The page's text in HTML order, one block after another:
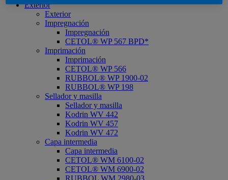
Exterior
Exterior
Impregnación
Impregnación
CETOL® WP 567 BPD*
Imprimación
Imprimación
CETOL® WP 566
RUBBOL® WP 1900-02
RUBBOL® WP 198
Sellador y masilla
Sellador y masilla
Kodrin WV 442
Kodrin WV 457
Kodrin WV 472
Capa intermedia
Capa intermedia
CETOL® WM 6100-02
CETOL® WM 6900-02
RUBBOL WM 2980-03